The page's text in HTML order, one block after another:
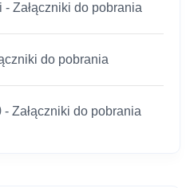
- Załączniki do pobrania
do pobrania
- Załączniki do pobrania